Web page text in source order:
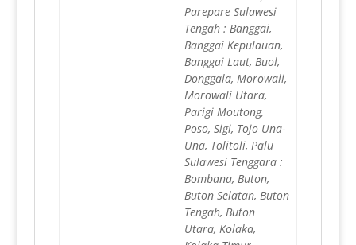
Parepare Sulawesi
Tengah : Banggai,
Banggai Kepulauan,
Banggai Laut, Buol,
Donggala, Morowali,
Morowali Utara,
Parigi Moutong,
Poso, Sigi, Tojo Una-
Una, Tolitoli, Palu
Sulawesi Tenggara :
Bombana, Buton,
Buton Selatan, Buton
Tengah, Buton
Utara, Kolaka,